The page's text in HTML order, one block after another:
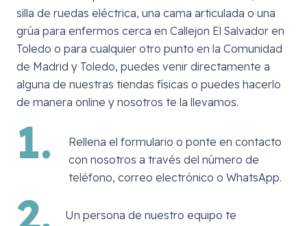
silla de ruedas eléctrica, una cama articulada o una
grúa para enfermos cerca en Callejon El Salvador en
Toledo o para cualquier otro punto en la Comunidad
de Madrid y Toledo, puedes venir directamente a
alguna de nuestras tiendas físicas o puedes hacerlo
de manera online y nosotros te la llevamos.
1.
Rellena el formulario o ponte en contacto
con nosotros a través del número de
teléfono, correo electrónico o WhatsApp.
2.
Un persona de nuestro equipo te